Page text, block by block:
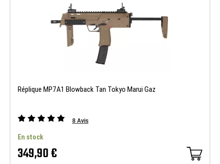
Réplique MP7A1 Blowback Tan Tokyo Marui Gaz
8Avis
En stock
349,90 €